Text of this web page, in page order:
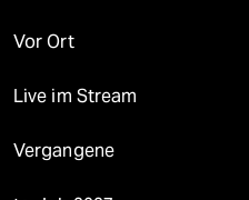
Vor Ort
Live im Stream
Vergangene